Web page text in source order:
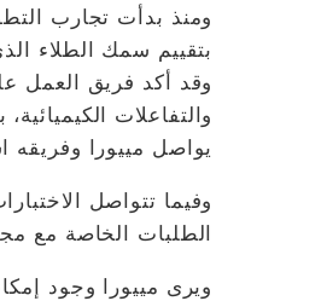
وقد أكد فريق العمل
والتفاعلات
يواصل مييورا
وفيما تتواصل
الطلبات الخاصة مع
ويرى مييورا وجود